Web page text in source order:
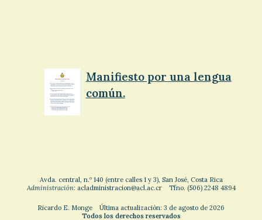
Manifiesto por una lengua
común.
Avda. central, n.º 140 (entre calles 1 y 3), San José, Costa Rica
Administración: acladministracion@acl.ac.cr Tfno. (506) 2248 4894
Ricardo E. Monge Última actualización: 3 de agosto de 2026
Todos los derechos reservados